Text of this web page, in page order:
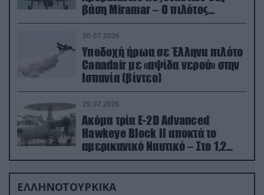
βάση Miramar – Ο πιλότος
εκτινάχθηκε εγκαίρως
30.07.2026
Υποδοχή ήρωα σε Έλληνα πιλότο
Canadair με «αψίδα νερού» στην
Ισπανία (βίντεο)
29.07.2026
Ακόμα τρία E-2D Advanced
Hawkeye Block II αποκτά το
αμερικανικό Ναυτικό – Στο 1,2
δισ.δολάρια το κόστος
ΕΛΛΗΝΟΤΟΥΡΚΙΚΑ